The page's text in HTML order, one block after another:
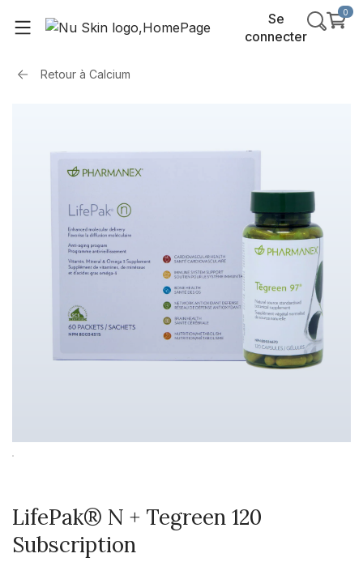
Se
connecter
0
Retour à Calcium
LifePak® N + Tegreen 120
Subscription